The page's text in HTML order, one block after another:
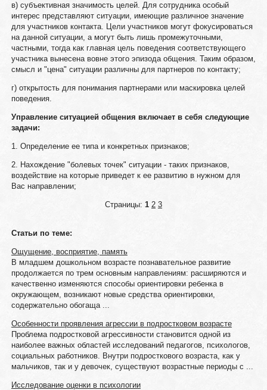
в) субъективная значимость целей. Для сотрудника особый
интерес представляют ситуации, имеющие различное значение
для участников контакта. Цели участников могут фокусироваться
на данной ситуации, а могут быть лишь промежуточными,
частными, тогда как главная цель поведения соответствующего
участника вынесена вовне этого эпизода общения. Таким образом,
смысл и "цена" ситуации различны для партнеров по контакту;
г) открытость для понимания партнерами или маскировка целей
поведения.
Управление ситуацией общения включает в себя следующие
задачи:
1. Определение ее типа и конкретных признаков;
2. Нахождение "болевых точек" ситуации - таких признаков,
воздействие на которые приведет к ее развитию в нужном для
Вас направлении;
Страницы: 1 2 3
Статьи по теме:
Ощущение, восприятие, память
В младшем дошкольном возрасте познавательное развитие
продолжается по трем основным направлениям: расширяются и
качественно изменяются способы ориентировки ребенка в
окружающем, возникают новые средства ориентировки,
содержательно обогаща ...
Особенности проявления агрессии в подростковом возрасте
Проблема подростковой агрессивности становится одной из
наиболее важных областей исследований педагогов, психологов,
социальных работников. Внутри подросткового возраста, как у
мальчиков, так и у девочек, существуют возрастные периоды с ...
Исследование оценки в психологии